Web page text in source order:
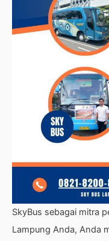
SkyBus sebagai mitra
Lampung Anda, Anda